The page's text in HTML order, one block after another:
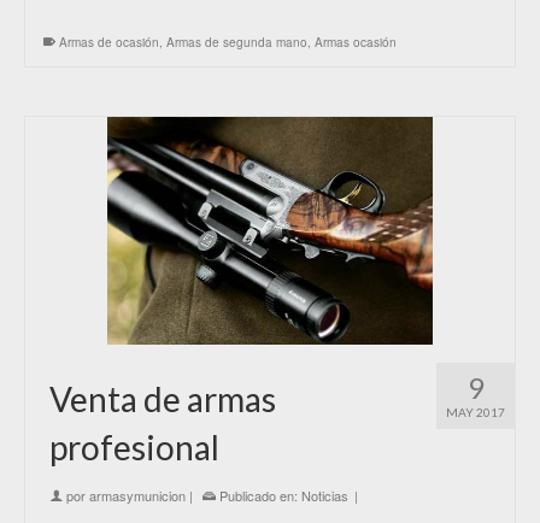
Armas de ocasión, Armas de segunda mano, Armas ocasión
9
MAY 2017
Venta de armas
profesional
porarmasymunicion | Publicado en: Noticias |